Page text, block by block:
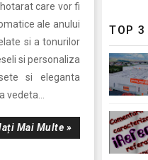
care vor fi
ale anului
si a tonurilor
si personaliza
si eleganta
Mai Multe »
TOP